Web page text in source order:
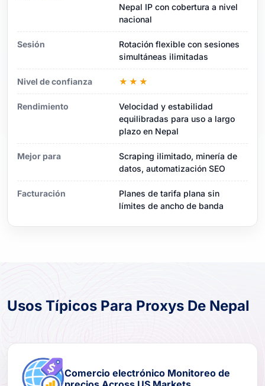
Nepal IP con cobertura a nivel
nacional
Sesión
Rotación flexible con sesiones
simultáneas ilimitadas
Nivel de confianza ★★★
Rendimiento
Velocidad y estabilidad
equilibradas para uso a largo
plazo en Nepal
Mejor para
Scraping ilimitado, minería de
datos, automatización SEO
Facturación
Planes de tarifa plana sin
límites de ancho de banda
Usos Típicos Para Proxys De Nepal
Comercio electrónico Monitoreo de